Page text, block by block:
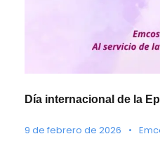
Día internacional de la
9 de febrero de 2026 •